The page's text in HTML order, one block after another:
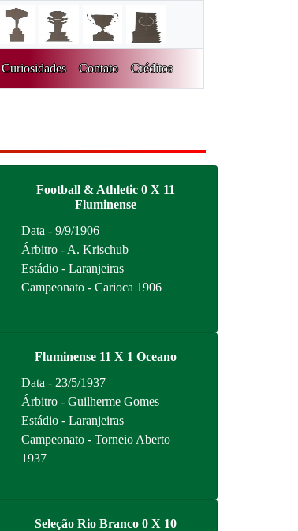
Curiosidades Contato Créditos
Football & Athletic 0 X 11
Fluminense
Data - 9/9/1906
Árbitro - A. Krischub
Estádio - Laranjeiras
Campeonato - Carioca 1906
Fluminense 11 X 1 Oceano
Data - 23/5/1937
Árbitro - Guilherme Gomes
Estádio - Laranjeiras
Campeonato - Torneio Aberto
1937
Seleção Rio Branco 0 X 10